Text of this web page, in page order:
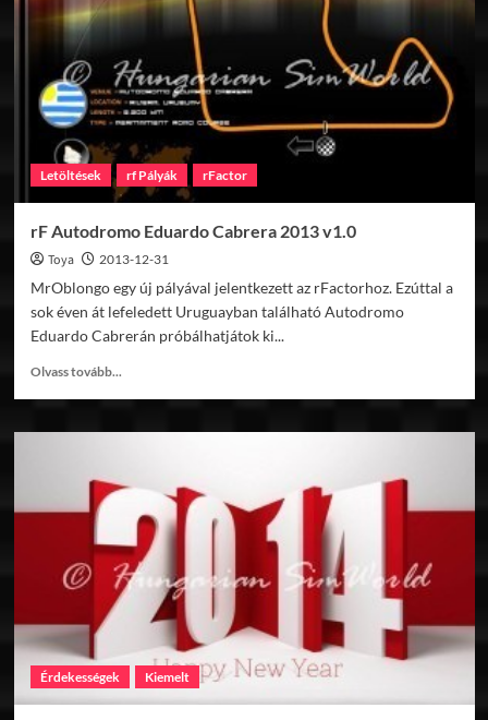
Trailer
Letöltések rf Pályák rFactor
rF Autodromo Eduardo Cabrera 2013 v1.0
Toya 2013-12-31
MrOblongo egy új pályával jelentkezett az rFactorhoz. Ezúttal a
sok éven át lefeledett Uruguayban található Autodromo
Eduardo Cabrerán próbálhatjátok ki...
Olvass tovább...
rF
Cabrera
2013
Érdekességek Kiemelt